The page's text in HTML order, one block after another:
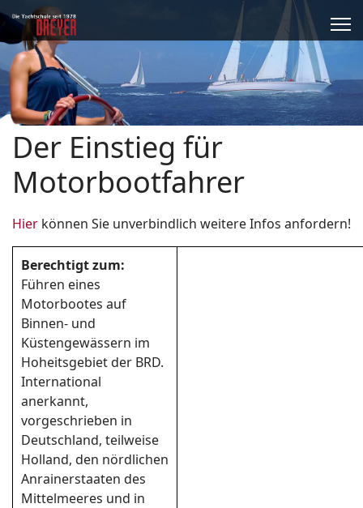
Der Einstieg für
Motorbootfahrer
Hier können Sie unverbindlich weitere Infos anfordern!
Berechtigt zum:
Führen eines
Motorbootes auf
Binnen- und
Küstengewässern im
Hoheitsgebiet der BRD.
International
anerkannt,
vorgeschrieben in
Deutschland, teilweise
Holland, den nördlichen
Anrainerstaaten des
Mittelmeeres und in